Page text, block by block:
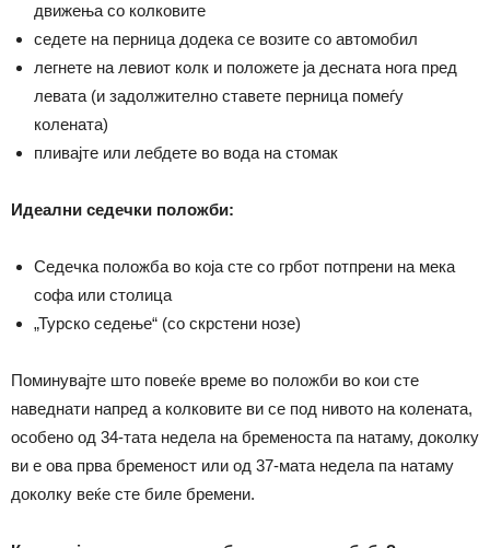
движења со колковите
седете на перница додека се возите со автомобил
легнете на левиот колк и положете ја десната нога пред
левата (и задолжително ставете перница помеѓу
колената)
пливајте или лебдете во вода на стомак
Идеални седечки положби:
Седечка положба во која сте со грбот потпрени на мека
софа или столица
„Турско седење“ (со скрстени нозе)
Поминувајте што повеќе време во положби во кои сте
наведнати напред а колковите ви се под нивото на колената,
особено од 34-тата недела на бременоста па натаму, доколку
ви е ова прва бременост или од 37-мата недела па натаму
доколку веќе сте биле бремени.